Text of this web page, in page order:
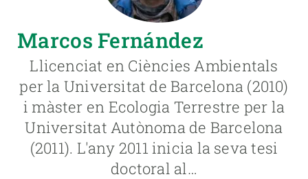
Marcos Fernández
Llicenciat en Ciències Ambientals
per la Universitat de Barcelona (2010)
i màster en Ecologia Terrestre per la
Universitat Autònoma de Barcelona
(2011). L'any 2011 inicia la seva tesi
doctoral al…
CIÈNCIA EN ACCIÓ
UNEIX-TE A NOSALTRES
PARTICIPA
NOTÍCIES I AGENDA